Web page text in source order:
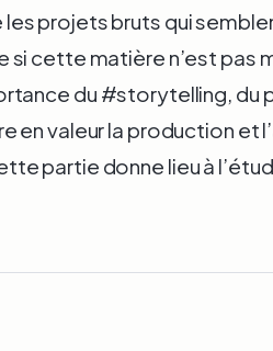
projets bruts qui
si cette matière n’est pas
du #storytelling, du
en valeur la production et
partie donne lieu à